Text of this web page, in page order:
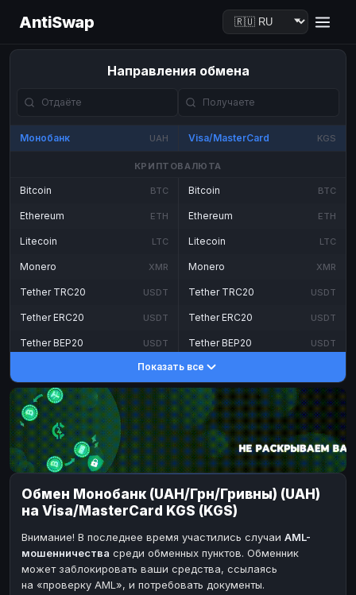
AntiSwap
Направления обмена
Монобанк UAH Visa/MasterCard KGS
КРИПТОВАЛЮТА
Bitcoin BTC
Ethereum ETH
Litecoin LTC
Monero XMR
Tether TRC20 USDT
Tether ERC20 USDT
Tether BEP20 USDT
DASH
Toncoin TON
Dogecoin DOGE
TRX TRON
Bitcoin Cash BCH
BinanceCoin BEP20
Ether Classic
SOL
Ripple XRP
Bitcoin BTC
Ethereum ETH
Litecoin LTC
Monero XMR
Tether TRC20 USDT
Tether ERC20 USDT
Tether BEP20 USDT
DASH
Toncoin TON
Dogecoin DOGE
TRX TRON
Bitcoin Cash BCH
BinanceCoin BEP20
Ether Classic
Ripple
Показать все
Обмен Монобанк (UAH/Грн/Гривны) (UAH)
на Visa/MasterCard KGS (KGS)
Внимание! В последнее время участились случаи AML-
мошенничества среди обменных пунктов. Обменник
может заблокировать ваши средства, ссылаясь
на «проверку AML», и потребовать документы.